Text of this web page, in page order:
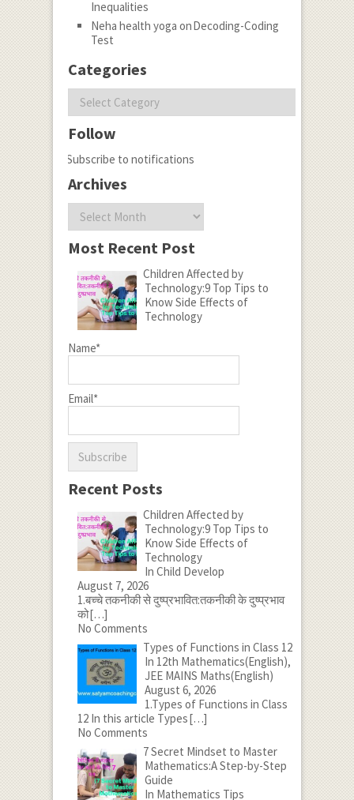
Inequalities
Neha health yoga onDecoding-Coding
Test
Categories
Categories
Follow
Subscribe to notifications
Archives
Archives
Most Recent Post
Children Affected by
Technology:9 Top Tips to
Know Side Effects of
Technology
Name*
Email*
Recent Posts
Children Affected by
Technology:9 Top Tips to
Know Side Effects of
Technology
In Child Develop
August 7, 2026
1.बच्चे तकनीकी से दुष्प्रभावित:तकनीकी के दुष्प्रभाव
को[…]
No Comments
Types of Functions in Class 12
In 12th Mathematics(English),
JEE MAINS Maths(English)
August 6, 2026
1.Types of Functions in Class
12 In this article Types[…]
No Comments
7 Secret Mindset to Master
Mathematics:A Step-by-Step
Guide
In Mathematics Tips